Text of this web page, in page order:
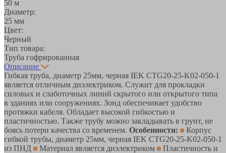
50 м
Диаметр:
25 мм
Цвет:
Черный
Тип товара:
Труба гофрированная
Описание
Гибкая труба, диаметр 25мм, черная IEK CTG20-25-K02-050-1
является отличным диэлектриком. Служит для прокладки
силовых и слаботочных линий скрытого или открытого типа
в зданиях или сооружениях. Зонд обеспечивает удобство
протяжки кабеля. Обладает высокой гибкостью и
пластичностью. Также трубу можно закладывать в грунт, не
боясь потери качества со временем. Особенности:
Корпус
гибкой трубы, диаметр 25мм, черная IEK CTG20-25-K02-050-1
из ПНД
Материал является диэлектриком
Пластичность и